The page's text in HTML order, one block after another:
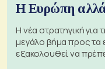
Η Ευρώπη
Η νέα στρατηγική για
μεγάλο βήμα προς
εξακολουθεί να